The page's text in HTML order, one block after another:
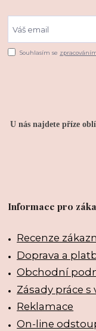
Souhlasím se
U nás najdete příze
Informace pro
Recenze
Doprava a
Obchodní
Zásady práce s
Reklamace
On-line